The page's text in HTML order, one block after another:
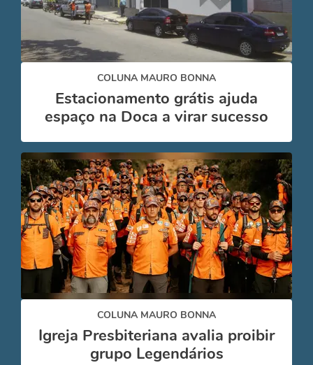
COLUNA MAURO BONNA
Estacionamento grátis ajuda
espaço na Doca a virar sucesso
COLUNA MAURO BONNA
Igreja Presbiteriana avalia proibir
grupo Legendários